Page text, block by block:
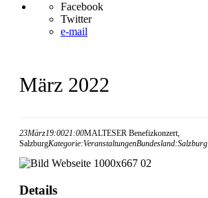
Facebook
Twitter
e-mail
März 2022
23März19:0021:00MALTESER Benefizkonzert,
SalzburgKategorie:VeranstaltungenBundesland:Salzburg
Details